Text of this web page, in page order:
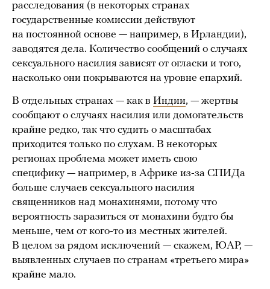
расследования (в некоторых странах
государственные комиссии действуют
на постоянной основе — например, в Ирландии),
заводятся дела. Количество сообщений о случаях
сексуального насилия зависят от огласки и того,
насколько они покрываются на уровне епархий.
В отдельных странах — как в Индии, — жертвы
сообщают о случаях насилия или домогательств
крайне редко, так что судить о масштабах
приходится только по слухам. В некоторых
регионах проблема может иметь свою
специфику — например, в Африке из-за СПИДа
больше случаев сексуального насилия
священников над монахинями, потому что
вероятность заразиться от монахини будто бы
меньше, чем от кого-то из местных жителей.
В целом за рядом исключений — скажем, ЮАР, —
выявленных случаев по странам «третьего мира»
крайне мало.